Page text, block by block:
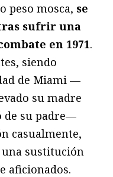
peso mosca, se
sufrir una
en 1971.
siendo
de Miami —
su madre
de su padre—
casualmente,
sustitución
aficionados.